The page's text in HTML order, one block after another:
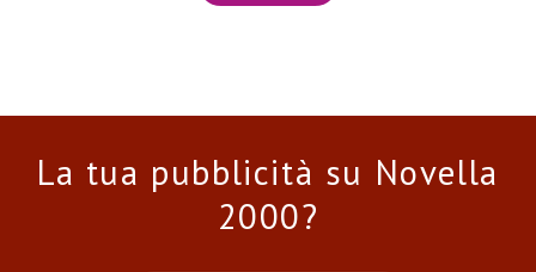
La tua pubblicità su Novella
2000?